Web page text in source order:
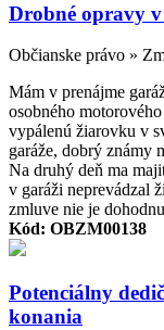
Drobné opravy
Občianske právo »
Mám v prenájme
osobného
vypálenú žiarovku v
garáže, dobrý známy
Na druhý deň ma
v garáži neprevádzal
zmluve nie je
Kód: OBZM00138
Potenciálny
konania